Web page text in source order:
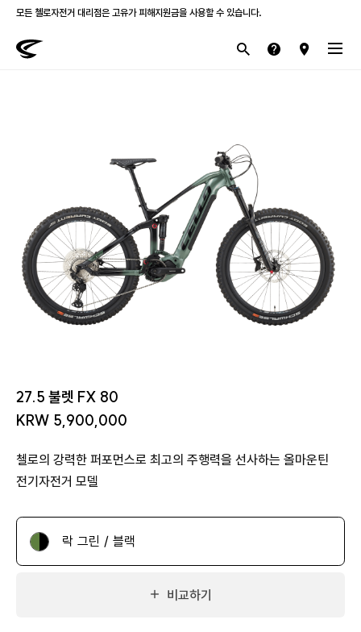
모든 첼로자전거 대리점은 고유가 피해지원금을 사용할 수 있습니다.
첼로 전 제품 삼성카드 / KB국민카드 12개월 무이자 할부 행사를 진행하고 있습니다.
27.5 불렛 FX 80
KRW 5,900,000
첼로의 강력한 퍼포먼스로 최고의 주행력을 선사하는 올마운틴
전기자전거 모델
락 그린 / 블랙
비교하기